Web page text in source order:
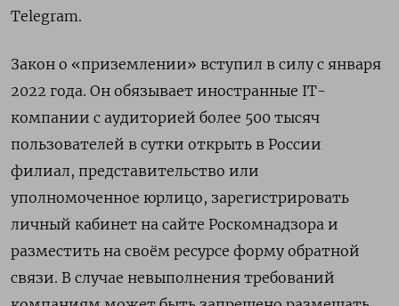
Telegram.
Закон о «приземлении» вступил в силу с января
2022 года. Он обязывает иностранные IT-
компании с аудиторией более 500 тысяч
пользователей в сутки открыть в России
филиал, представительство или
уполномоченное юрлицо, зарегистрировать
личный кабинет на сайте Роскомнадзора и
разместить на своём ресурсе форму обратной
связи. В случае невыполнения требований